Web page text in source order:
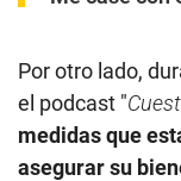
Por otro lado,
el podcast "
medidas que
asegurar su